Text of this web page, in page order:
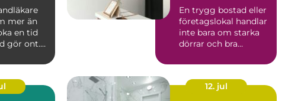
mer än
en tid
gör ont.
En trygg bostad eller
företagslokal handlar
inte bara om starka
dörrar och bra
12. jul